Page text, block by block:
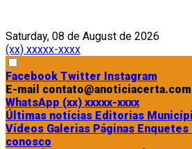
Saturday, 08 de August de 2026
(xx) xxxxx-xxxx
Facebook Twitter Instagram
E-mail
WhatsApp (xx) xxxxx-xxxx
Últimas notícias Editorias
Vídeos Galerias Páginas Enquetes
conosco